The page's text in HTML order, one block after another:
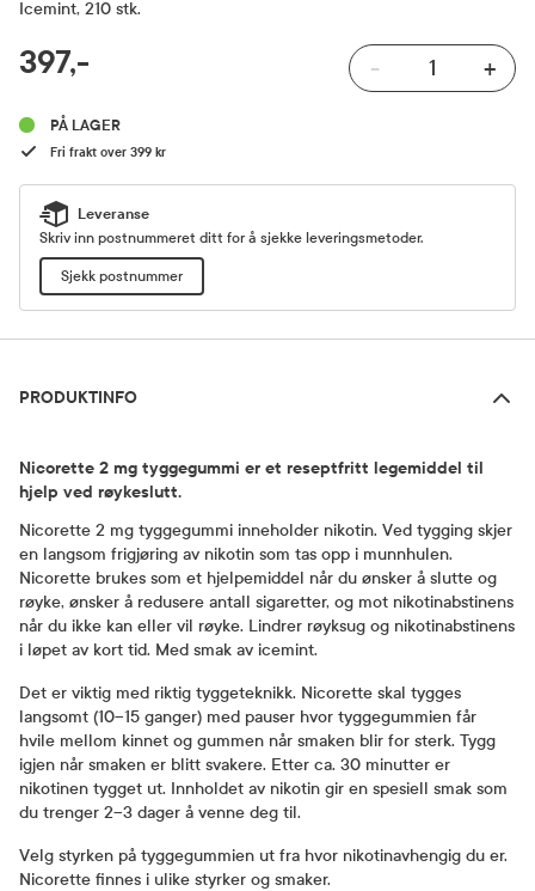
Icemint, 210 stk.
RABATTPROSENT
397,- - +
PÅ LAGER
Fri frakt over 399 kr
Leveranse
Skriv inn postnummeret ditt for å sjekke leveringsmetoder.
Sjekk postnummer
PRODUKTINFO
Nicorette 2 mg tyggegummi er et reseptfritt legemiddel til
hjelp ved røykeslutt.
Nicorette 2 mg tyggegummi inneholder nikotin. Ved tygging skjer
en langsom frigjøring av nikotin som tas opp i munnhulen.
Nicorette brukes som et hjelpemiddel når du ønsker å slutte og
røyke, ønsker å redusere antall sigaretter, og mot nikotinabstinens
når du ikke kan eller vil røyke. Lindrer røyksug og nikotinabstinens
i løpet av kort tid. Med smak av icemint.
Det er viktig med riktig tyggeteknikk. Nicorette skal tygges
langsomt (10–15 ganger) med pauser hvor tyggegummien får
hvile mellom kinnet og gummen når smaken blir for sterk. Tygg
igjen når smaken er blitt svakere. Etter ca. 30 minutter er
nikotinen tygget ut. Innholdet av nikotin gir en spesiell smak som
du trenger 2–3 dager å venne deg til.
Velg styrken på tyggegummien ut fra hvor nikotinavhengig du er.
Nicorette finnes i ulike styrker og smaker.